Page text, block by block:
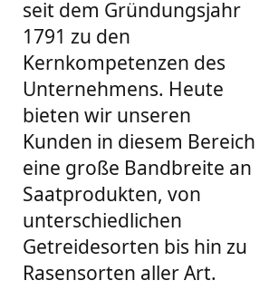
seit dem Gründungsjahr
1791 zu den
Kernkompetenzen des
Unternehmens. Heute
bieten wir unseren
Kunden in diesem Bereich
eine große Bandbreite an
Saatprodukten, von
unterschiedlichen
Getreidesorten bis hin zu
Rasensorten aller Art.